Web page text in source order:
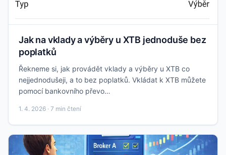
Jak na vklady a výběry u XTB jednoduše bez
poplatků
Řekneme si, jak provádět vklady a výběry u XTB co
nejjednodušeji, a to bez poplatků. Vkládat k XTB můžete
pomocí bankovního převo…
1. 4. 2026 · 7 min čtení